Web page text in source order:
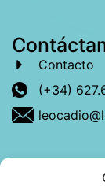
Contacto
(+34)